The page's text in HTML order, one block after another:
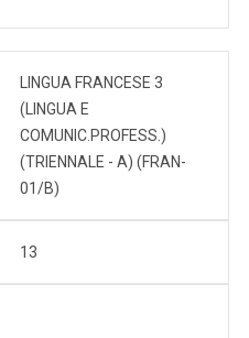
LINGUA FRANCESE 3
(LINGUA E
COMUNIC.PROFESS.)
(TRIENNALE - A) (FRAN-
01/B)
13